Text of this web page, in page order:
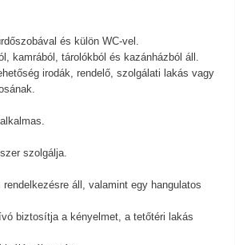
és külön WC-vel.
kamrából, tárolókból és kazánházból áll.
irodák, rendelő, szolgálati lakás vagy
szolgálja.
áll, valamint egy hangulatos
biztosítja a kényelmet, a tetőtéri lakás